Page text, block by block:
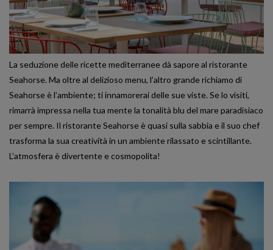
La seduzione delle ricette mediterranee dà sapore al ristorante
Seahorse. Ma oltre al delizioso menu, l’altro grande richiamo di
Seahorse è l’ambiente; ti innamorerai delle sue viste. Se lo visiti,
rimarrà impressa nella tua mente la tonalità blu del mare paradisiaco
per sempre. Il ristorante Seahorse è quasi sulla sabbia e il suo chef
trasforma la sua creatività in un ambiente rilassato e scintillante.
L’atmosfera è divertente e cosmopolita!